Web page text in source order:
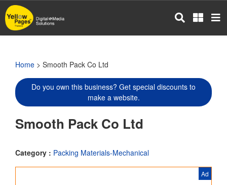
Skip
to
main
Home > Smooth Pack Co Ltd
Do you own this business? Get special discounts to
make a website.
Smooth Pack Co Ltd
Category : Packing Materials-Mechanical
Ad